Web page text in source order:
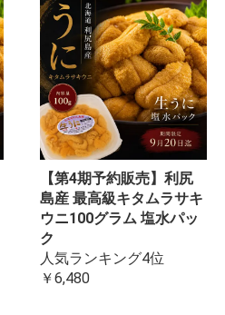
【第4期予約販売】利尻
島産 最高級キタムラサキ
ウニ100グラム 塩水パッ
ク
人気ランキング4位
￥6,480